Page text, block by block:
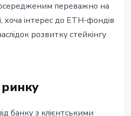
переважно на
хоча інтерес до ETH-фондів
розвитку стейкінгу
банку з клієнтськими